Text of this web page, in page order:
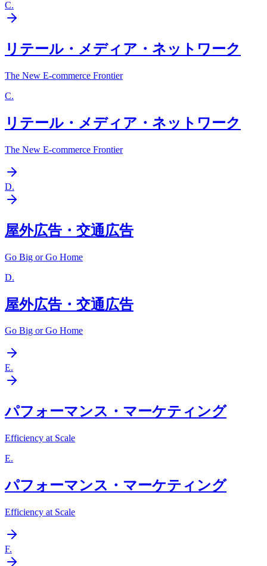
C.
リテール・メディア・ネットワーク
The New E-commerce Frontier
C.
リテール・メディア・ネットワーク
The New E-commerce Frontier
D.
屋外広告・交通広告
Go Big or Go Home
D.
屋外広告・交通広告
Go Big or Go Home
E.
パフォーマンス・マーケティング
Efficiency at Scale
E.
パフォーマンス・マーケティング
Efficiency at Scale
F.